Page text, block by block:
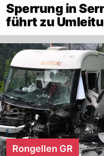
Sperrung in
führt zu
Rongellen GR